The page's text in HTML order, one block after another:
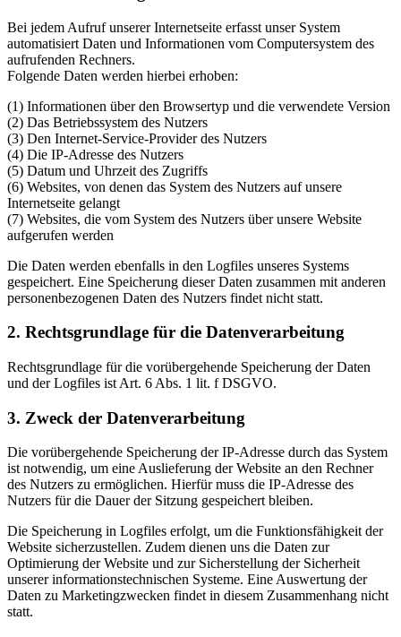
Bei jedem Aufruf unserer Internetseite erfasst unser System
automatisiert Daten und Informationen vom Computersystem des
aufrufenden Rechners.
Folgende Daten werden hierbei erhoben:
(1) Informationen über den Browsertyp und die verwendete Version
(2) Das Betriebssystem des Nutzers
(3) Den Internet-Service-Provider des Nutzers
(4) Die IP-Adresse des Nutzers
(5) Datum und Uhrzeit des Zugriffs
(6) Websites, von denen das System des Nutzers auf unsere
Internetseite gelangt
(7) Websites, die vom System des Nutzers über unsere Website
aufgerufen werden
Die Daten werden ebenfalls in den Logfiles unseres Systems
gespeichert. Eine Speicherung dieser Daten zusammen mit anderen
personenbezogenen Daten des Nutzers findet nicht statt.
2. Rechtsgrundlage für die Datenverarbeitung
Rechtsgrundlage für die vorübergehende Speicherung der Daten
und der Logfiles ist Art. 6 Abs. 1 lit. f DSGVO.
3. Zweck der Datenverarbeitung
Die vorübergehende Speicherung der IP-Adresse durch das System
ist notwendig, um eine Auslieferung der Website an den Rechner
des Nutzers zu ermöglichen. Hierfür muss die IP-Adresse des
Nutzers für die Dauer der Sitzung gespeichert bleiben.
Die Speicherung in Logfiles erfolgt, um die Funktionsfähigkeit der
Website sicherzustellen. Zudem dienen uns die Daten zur
Optimierung der Website und zur Sicherstellung der Sicherheit
unserer informationstechnischen Systeme. Eine Auswertung der
Daten zu Marketingzwecken findet in diesem Zusammenhang nicht
statt.